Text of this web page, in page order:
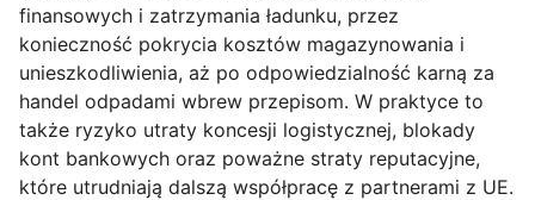
finansowych i zatrzymania ładunku, przez
konieczność pokrycia kosztów magazynowania i
unieszkodliwienia, aż po odpowiedzialność karną za
handel odpadami wbrew przepisom. W praktyce to
także ryzyko utraty koncesji logistycznej, blokady
kont bankowych oraz poważne straty reputacyjne,
które utrudniają dalszą współpracę z partnerami z UE.